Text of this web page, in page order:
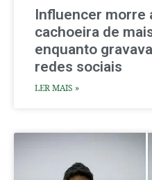
Influencer morre
cachoeira de
enquanto
redes sociais
LER MAIS »